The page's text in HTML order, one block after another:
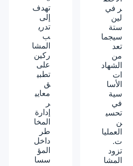
ر في
لين
ستة
سيجما
تعد
من
الشهاد
ات
الأسا
سية
في
تحسي
ن
العمليا
ت.
تزود
المشا
تهدف
إلى
تدري
ب
المشا
ركين
على
تطبي
ق
معايي
ر
إدارة
المخا
طر
داخل
المؤ
سسا